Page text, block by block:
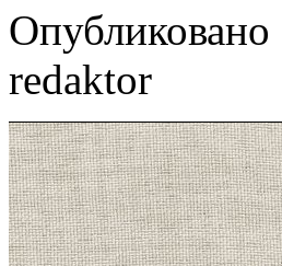
Опубликовано
redaktor